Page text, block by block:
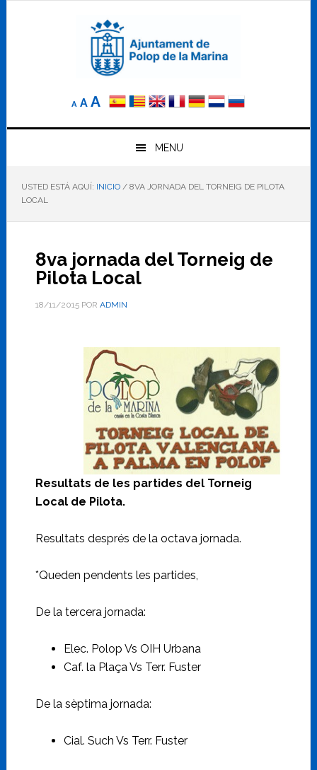
A
Reducir
elA Tamaño
AAumentar
el
tamaño
letra
MENU
USTED ESTÁ AQUÍ: INICIO /8VA JORNADA DEL TORNEIG DE PILOTA
LOCAL
8va jornada del Torneig de
Pilota Local
18/11/2015POR ADMIN
Resultats de les partides del Torneig
Local de Pilota.
Resultats després de la octava jornada.
*Queden pendents les partides,
De la tercera jornada:
Elec. Polop Vs OIH Urbana
Caf. la Plaça Vs Terr. Fuster
De la sèptima jornada:
Cial. Such Vs Terr. Fuster